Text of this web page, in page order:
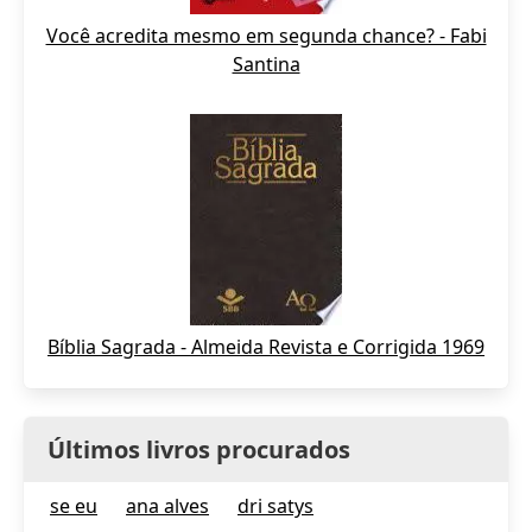
Você acredita mesmo em segunda chance? - Fabi
Santina
Bíblia Sagrada - Almeida Revista e Corrigida 1969
Últimos livros procurados
se eu ana alves
dri satys